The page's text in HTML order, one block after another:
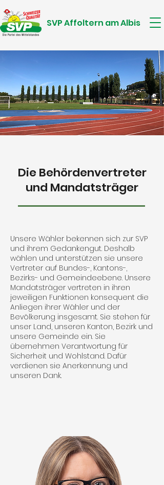
SVP Affoltern am Albis
Die Behördenvertreter
und Mandatsträger
Unsere Wähler bekennen sich zur SVP
und ihrem Gedankengut. Deshalb
wählen und unterstützen sie unsere
Vertreter auf Bundes-, Kantons-,
Bezirks- und Gemeindeebene. Unsere
Mandatsträger vertreten in ihren
jeweiligen Funktionen konsequent die
Anliegen ihrer Wähler und der
Bevölkerung insgesamt. Sie stehen für
unser Land, unseren Kanton, Bezirk und
unsere Gemeinde ein. Sie
übernehmen Verantwortung für
Sicherheit und Wohlstand. Dafür
verdienen sie Anerkennung und
unseren Dank.